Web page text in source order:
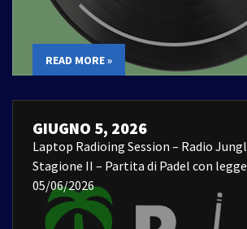
READ MORE »
GIUGNO 5, 2026
Laptop Radioing Session – Radio
Stagione II – Partita di Padel con
05/06/2026